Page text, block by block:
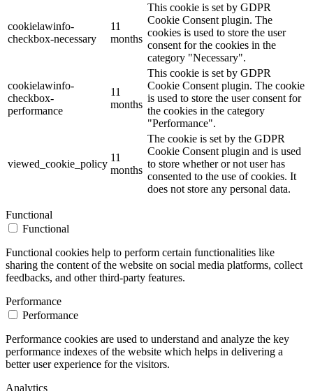
cookielawinfo-
checkbox-necessary
11
months
This cookie is set by GDPR
Cookie Consent plugin. The
cookies is used to store the user
consent for the cookies in the
category "Necessary".
cookielawinfo-
checkbox-
performance
11
months
This cookie is set by GDPR
Cookie Consent plugin. The cookie
is used to store the user consent for
the cookies in the category
"Performance".
viewed_cookie_policy
11
months
The cookie is set by the GDPR
Cookie Consent plugin and is used
to store whether or not user has
consented to the use of cookies. It
does not store any personal data.
Functional
Functional
Functional cookies help to perform certain functionalities like
sharing the content of the website on social media platforms, collect
feedbacks, and other third-party features.
Performance
Performance
Performance cookies are used to understand and analyze the key
performance indexes of the website which helps in delivering a
better user experience for the visitors.
Analytics